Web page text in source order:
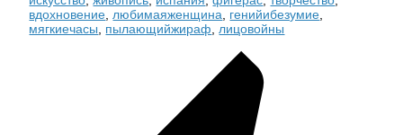
вдохновение любимаяженщина генийибезумие
мягкиечасы
пылающийжираф лицовойны